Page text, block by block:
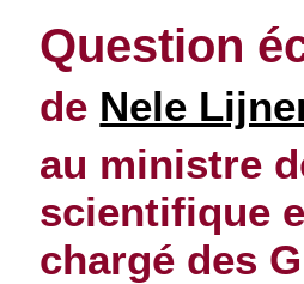
Question
de Nele
au ministre
scientifique
chargé des